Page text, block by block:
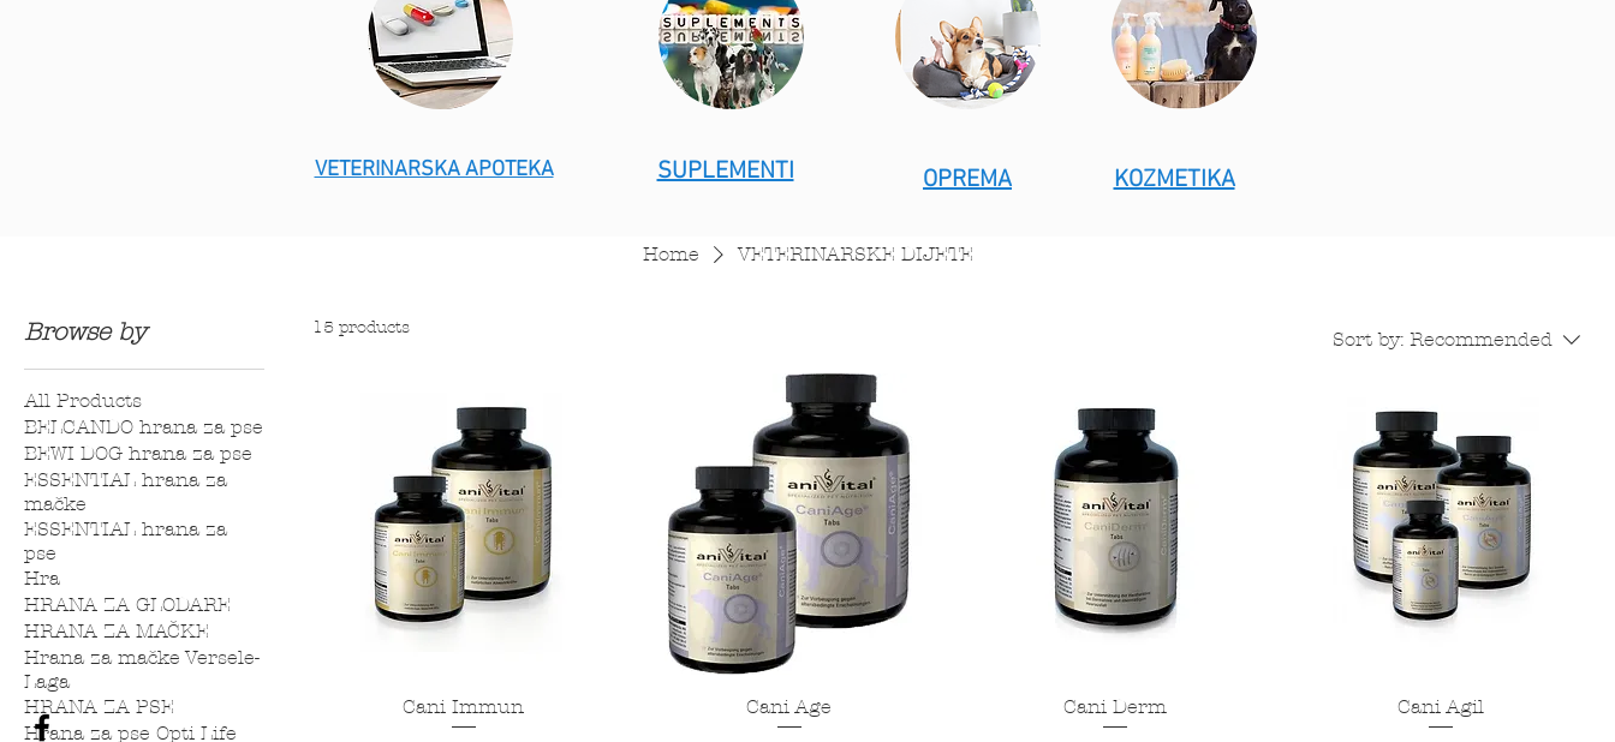
VETERINARSKA APOTEKA SUPLEMENTI OPREMA KOZMETIKA
Home VETERINARSKE DIJETE
Browse by
All Products
BELCANDO hrana za pse
BEWI DOG hrana za pse
ESSENTIAL hrana za
mačke
ESSENTIAL hrana za
pse
Hra
HRANA ZA GLODARE
HRANA ZA MAČKE
Hrana za mačke Versele-
Laga
HRANA ZA PSE
Hrana za pse Opti Life
15 products
Sort by: Recommended
Cani Immun
Cani Age
Cani Derm Cani Agil